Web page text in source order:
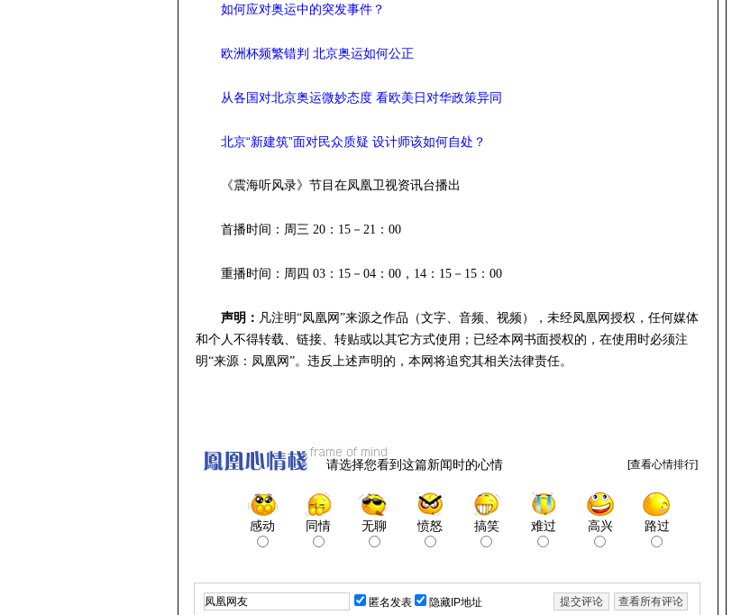
如何应对奥运中的突发事件？
欧洲杯频繁错判 北京奥运如何公正
从各国对北京奥运微妙态度 看欧美日对华政策异同
北京“新建筑”面对民众质疑 设计师该如何自处？
《震海听风录》节目在凤凰卫视资讯台播出
首播时间： 周三 20：15－21：00
重播时间： 周四 03：15－04：00，14：15－15：00
声明： 凡注明“凤凰网”来源之作品（文字、音频、视频），未经凤凰网授权，任何媒体
和个人不得转载、链接、转贴或以其它方式使用；已经本网书面授权的，在使用时必须注
明“来源：凤凰网”。违反上述声明的，本网将追究其相关法律责任。
请选择您看到这篇新闻时的心情 [查看心情排行]
感动 同情 无聊 愤怒 搞笑 难过 高兴 路过
匿名发表 隐藏IP地址